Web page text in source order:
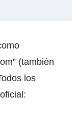
(también
los